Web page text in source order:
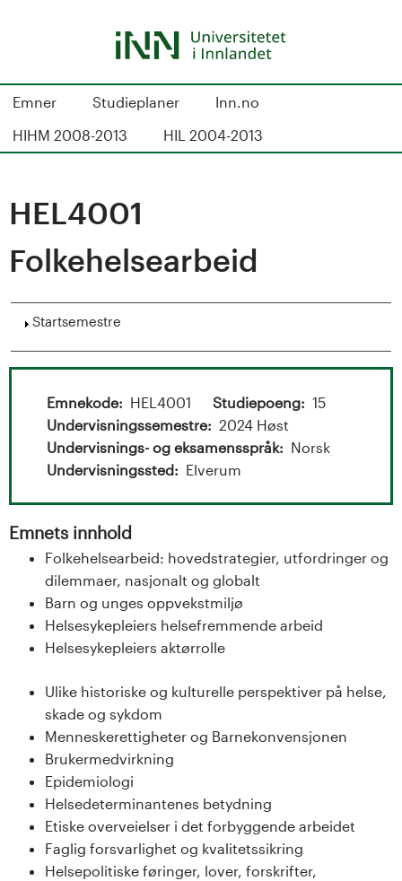
S
d
a
o
Emner Studieplaner
Inn.no
HIHM 2008-2013
HIL 2004-2013
HEL4001
Folkehelsearbeid
Vis
Startsemestre
Emnekode HEL4001 Studiepoeng
15
Undervisningssemestre
2024 Høst
Undervisnings- og eksamensspråk
Norsk
Undervisningssted
Elverum
Emnets innhold
Folkehelsearbeid: hovedstrategier, utfordringer og
dilemmaer, nasjonalt og globalt
Barn og unges oppvekstmiljø
Helsesykepleiers helsefremmende arbeid
Helsesykepleiers aktørrolle
Ulike historiske og kulturelle perspektiver på helse,
skade og sykdom
Menneskerettigheter og Barnekonvensjonen
Brukermedvirkning
Epidemiologi
Helsedeterminantenes betydning
Etiske overveielser i det forbyggende arbeidet
Faglig forsvarlighet og kvalitetssikring
Helsepolitiske føringer, lover, forskrifter,